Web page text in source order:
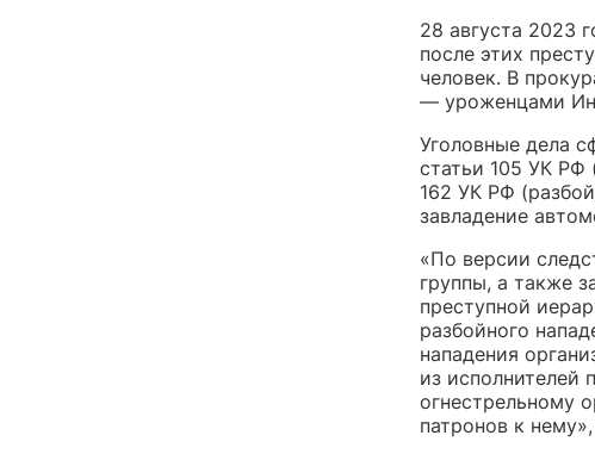
28 августа 2023
после этих
человек. В
— уроженцами
Уголовные дела
статьи 105 УК РФ
162 УК РФ
завладение
«По версии
группы, а также
преступной
разбойного
нападения
из исполнителей
огнестрельному
патронов к